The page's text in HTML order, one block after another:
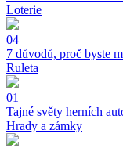
Loterie
04
7 důvodů, proč byste
Ruleta
01
Tajné světy herních
Hrady a zámky